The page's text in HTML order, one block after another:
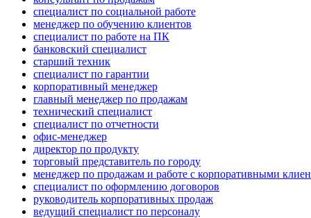
специалист по социальной работе
менеджер по обучению клиентов
специалист по работе на ПК
банковский специалист
старший техник
специалист по гарантии
корпоративный менеджер
главный менеджер по продажам
технический специалист
специалист по отчетности
офис-менеджер
директор по продукту
торговый представитель по городу
менеджер по продажам и работе с корпоративными
специалист по оформлению договоров
руководитель корпоративных продаж
ведущий специалист по персоналу